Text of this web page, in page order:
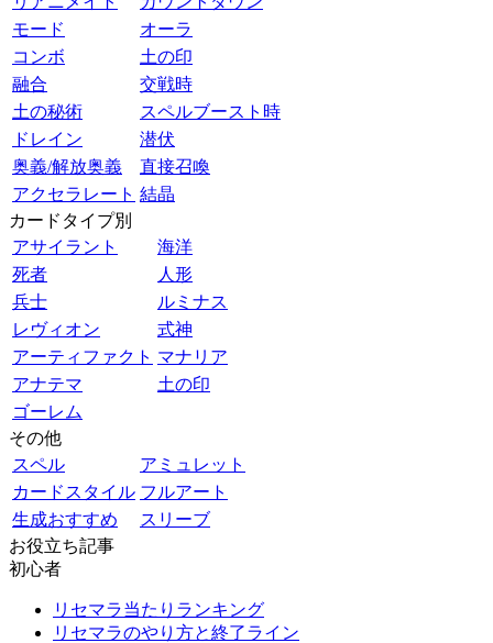
モード
オーラ
コンボ
土の印
融合
交戦時
土の秘術
スペルブースト時
ドレイン
潜伏
奥義/解放奥義
直接召喚
アクセラレート 結晶
カードタイプ別
アサイラント
海洋
死者
人形
兵士
ルミナス
レヴィオン
式神
アーティファクト マナリア
アナテマ
土の印
ゴーレム
その他
スペル
アミュレット
カードスタイル フルアート
生成おすすめ
スリーブ
お役立ち記事
初心者
リセマラ当たりランキング
リセマラのやり方と終了ライン